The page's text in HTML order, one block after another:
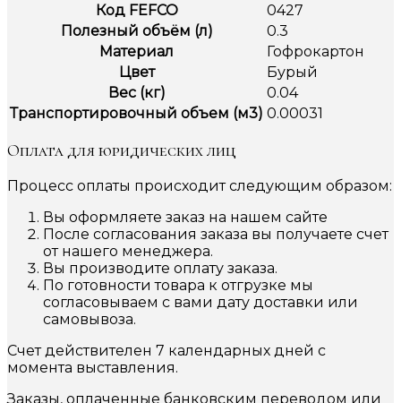
Код FEFCO
0427
Полезный объём (л)
0.3
Материал
Гофрокартон
Цвет
Бурый
Вес (кг)
0.04
Транспортировочный объем (м3) 0.00031
Оплата для юридических лиц
Процесс оплаты происходит следующим образом:
Вы оформляете заказ на нашем сайте
После согласования заказа вы получаете счет
от нашего менеджера.
Вы производите оплату заказа.
По готовности товара к отгрузке мы
согласовываем с вами дату доставки или
самовывоза.
Счет действителен 7 календарных дней с
момента выставления.
Заказы, оплаченные банковским переводом или